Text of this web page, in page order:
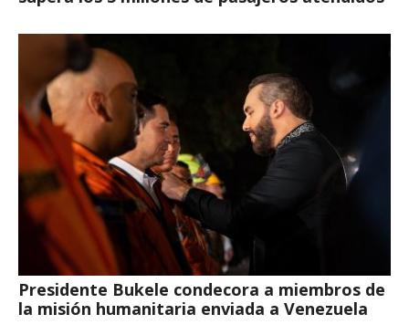
Presidente Bukele condecora a miembros de
la misión humanitaria enviada a Venezuela